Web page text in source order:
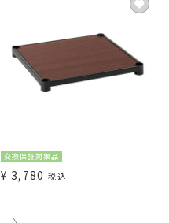
交換保証対象品
¥ 3,780 税込